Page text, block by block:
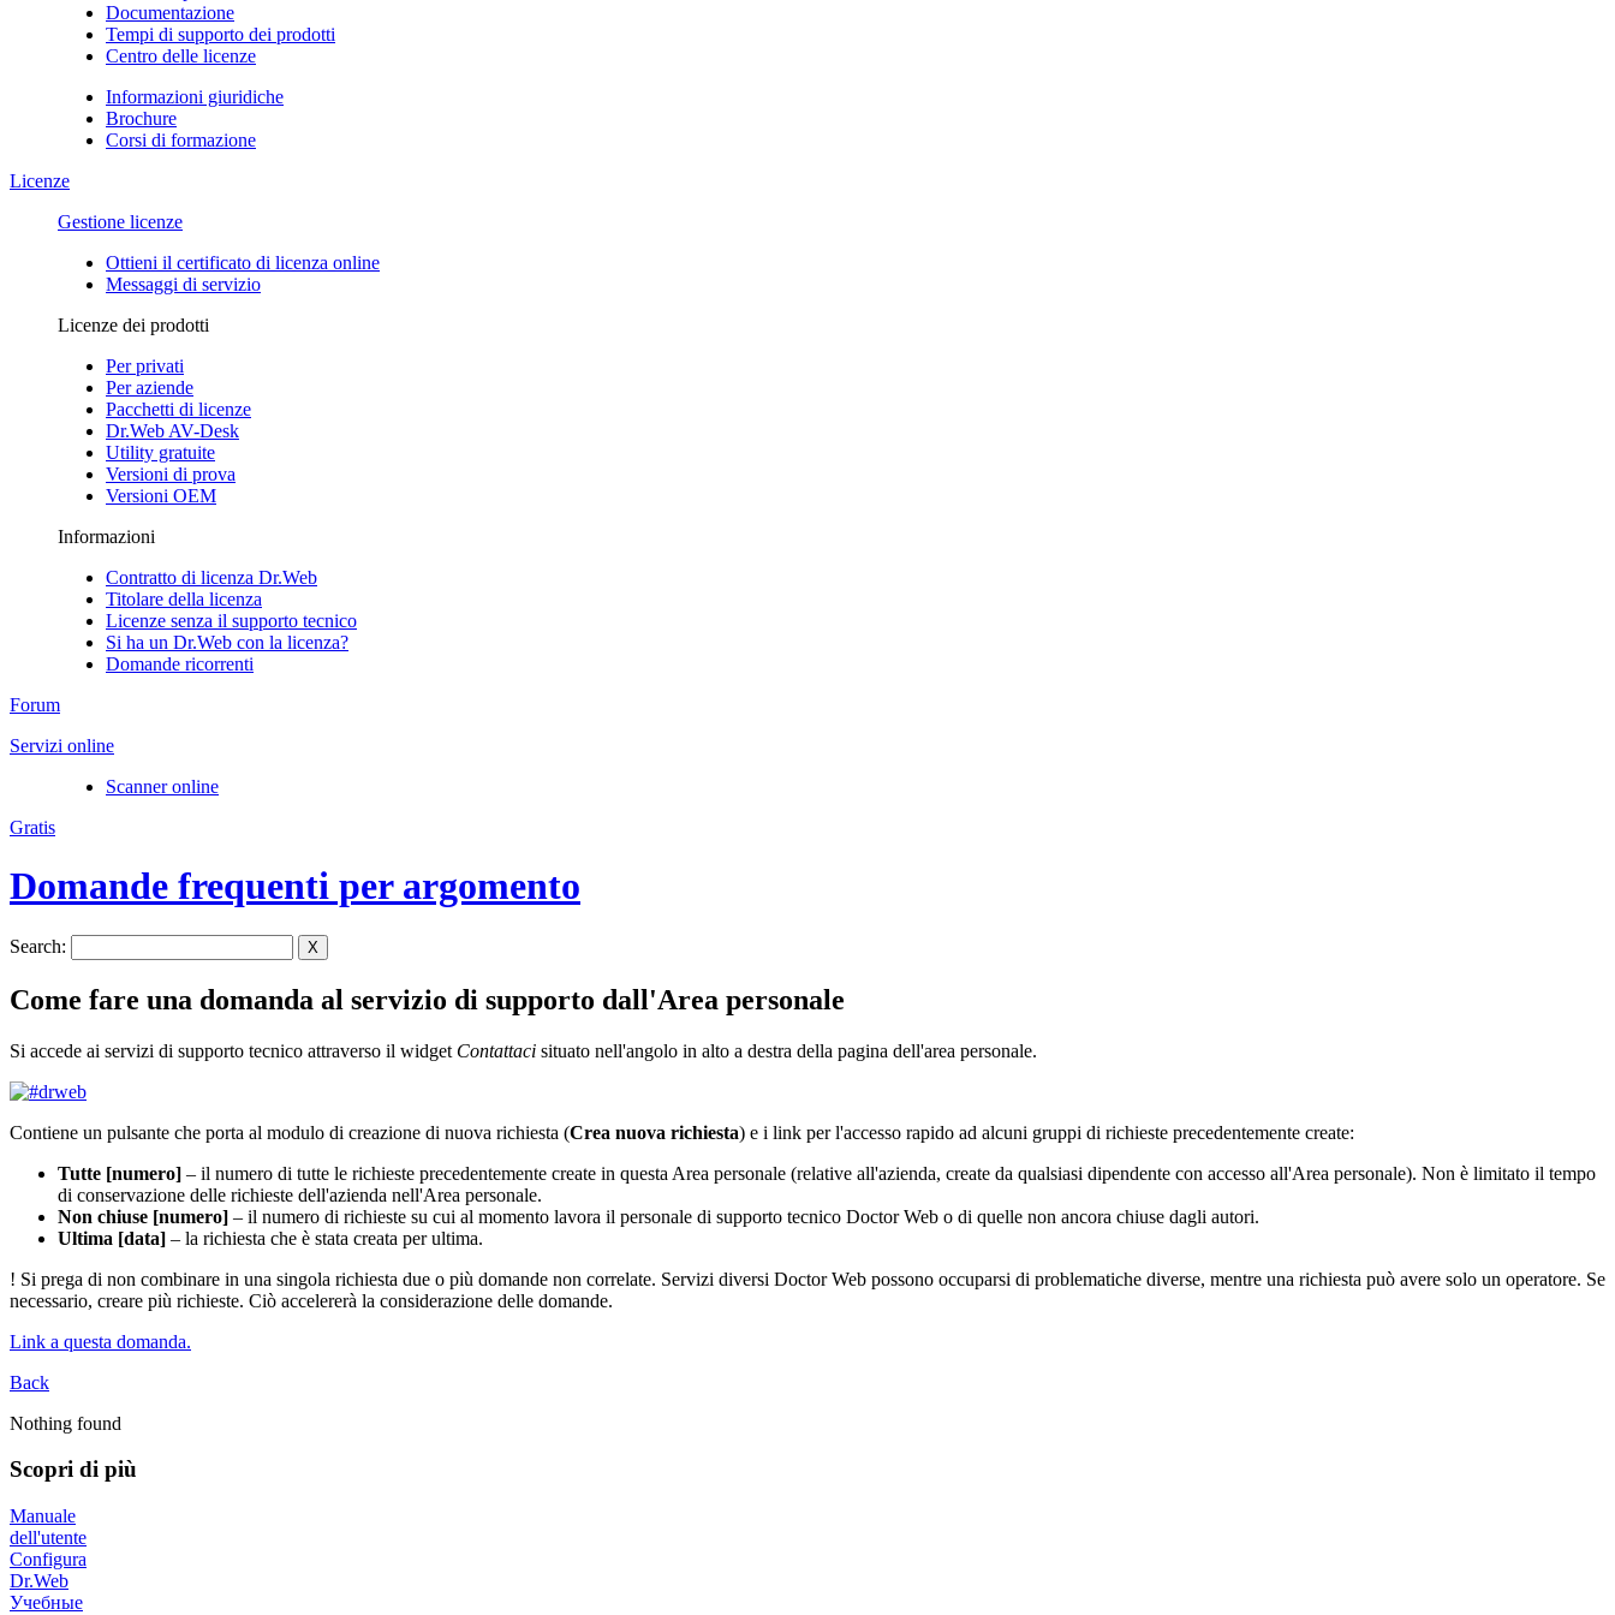
Documentazione
Tempi di supporto dei prodotti
Centro delle licenze
Informazioni giuridiche
Brochure
Corsi di formazione
Licenze
Gestione licenze
Ottieni il certificato di licenza online
Messaggi di servizio
Licenze dei prodotti
Per privati
Per aziende
Pacchetti di licenze
Dr.Web AV-Desk
Utility gratuite
Versioni di prova
Versioni OEM
Informazioni
Contratto di licenza Dr.Web
Titolare della licenza
Licenze senza il supporto tecnico
Si ha un Dr.Web con la licenza?
Domande ricorrenti
Forum
Servizi online
Scanner online
Gratis
Domande frequenti per argomento
Search: X
Come fare una domanda al servizio di supporto dall'Area personale
Si accede ai servizi di supporto tecnico attraverso il widget Contattaci situato nell'angolo in alto a destra della pagina dell'area personale.
Contiene un pulsante che porta al modulo di creazione di nuova richiesta (Crea nuova richiesta) e i link per l'accesso rapido ad alcuni gruppi di richieste precedentemente create:
Tutte [numero] – il numero di tutte le richieste precedentemente create in questa Area personale (relative all'azienda, create da qualsiasi dipendente con accesso all'Area personale). Non è limitato il tempo
di conservazione delle richieste dell'azienda nell'Area personale.
Non chiuse [numero] – il numero di richieste su cui al momento lavora il personale di supporto tecnico Doctor Web o di quelle non ancora chiuse dagli autori.
Ultima [data] – la richiesta che è stata creata per ultima.
! Si prega di non combinare in una singola richiesta due o più domande non correlate. Servizi diversi Doctor Web possono occuparsi di problematiche diverse, mentre una richiesta può avere solo un operatore. Se
necessario, creare più richieste. Ciò accelererà la considerazione delle domande.
Link a questa domanda.
Back
Nothing found
Scopri di più
Manuale
dell'utente
Configura
Dr.Web
Учебные